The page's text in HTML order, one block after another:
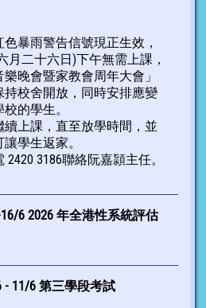
暴雨警告信號現正生效，
月二十六日)下午無需上課，
晚會暨家教會周年大會」
校舍開放，同時安排應變
的學生。
上課，直至放學時間，並
學生返家。
3186聯絡阮嘉頴主任。
6 2026 年全港性系統評估
- 11/6 第三學段考試